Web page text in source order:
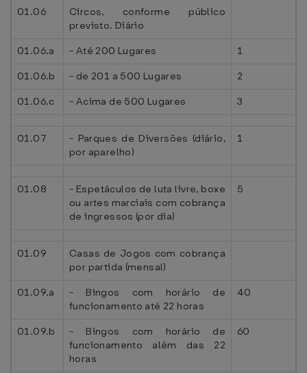
01.06
Circos, conforme público
previsto. Diário
01.06.a
- Até 200 Lugares
1
01.06.b
- de 201 a 500 Lugares
2
01.06.c
- Acima de 500 Lugares 3
01.07
- Parques de Diversões (diário,
por aparelho)
1
01.08
- Espetáculos de luta livre, boxe
ou artes marciais com cobrança
de ingressos (por dia)
5
01.09
Casas de Jogos com cobrança
por partida (mensal)
01.09.a
- Bingos com horário de
funcionamento até 22 horas
40
01.09.b
- Bingos com horário de
funcionamento além das 22
horas
60